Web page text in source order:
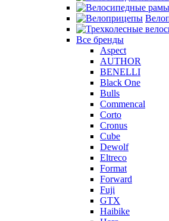
Все бренды
Aspect
AUTHOR
BENELLI
Black One
Bulls
Commencal
Corto
Cronus
Cube
Dewolf
Eltreco
Format
Forward
Fuji
GTX
Haibike